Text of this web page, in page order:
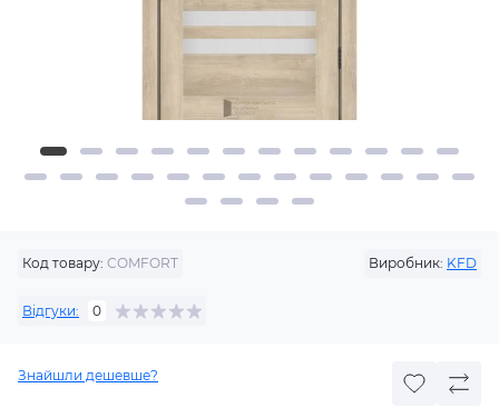
Код товару: COMFORT Виробник: KFD
Відгуки: 0
Знайшли дешевше?